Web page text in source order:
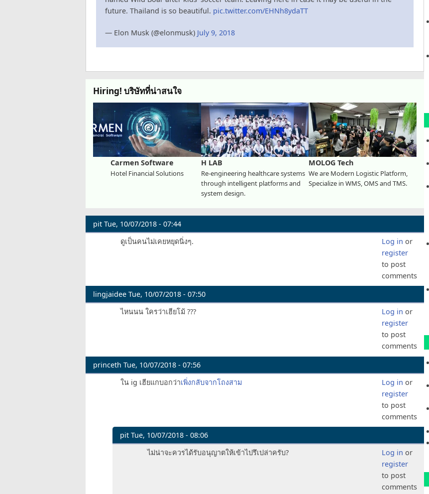
future. Thailand is so beautiful. pic.twitter.com/EHNh8ydaTT
— Elon Musk (@elonmusk) July 9, 2018
Hiring! บริษัทที่น่าสนใจ
Carmen Software
Hotel Financial Solutions
H LAB
Re-engineering healthcare systems
through intelligent platforms and
system design.
MOLOG Tech
We are Modern Logistic Platform,
Specialize in WMS, OMS and TMS.
pit Tue, 10/07/2018 - 07:44
ดูเป็นคนไม่เคยหยุดนิ่งๆ.
Log in or
register
to post
comments
lingjaidee Tue, 10/07/2018 - 07:50
ไหนนน ใครว่าเฮียโม้ ???
Log in or
register
to post
comments
princeth Tue, 10/07/2018 - 07:56
ใน ig เฮียแกบอกว่าเพิ่งกลับจากโถงสาม Log in or
register
to post
comments
pit Tue, 10/07/2018 - 08:06
In
ไม่น่าจะควรได้รับอนุญาตให้เข้าไปรึเปล่าครับ? Log in or
register
to post
comments